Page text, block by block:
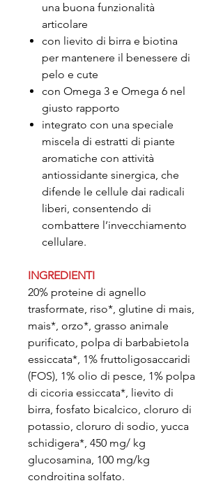
una buona funzionalità
articolare
con lievito di birra e biotina
per mantenere il benessere di
pelo e cute
con Omega 3 e Omega 6 nel
giusto rapporto
integrato con una speciale
miscela di estratti di piante
aromatiche con attività
antiossidante sinergica, che
difende le cellule dai radicali
liberi, consentendo di
combattere l’invecchiamento
cellulare.
INGREDIENTI
20% proteine di agnello
trasformate, riso*, glutine di mais,
mais*, orzo*, grasso animale
purificato, polpa di barbabietola
essiccata*, 1% fruttoligosaccaridi
(FOS), 1% olio di pesce, 1% polpa
di cicoria essiccata*, lievito di
birra, fosfato bicalcico, cloruro di
potassio, cloruro di sodio, yucca
schidigera*, 450 mg/ kg
glucosamina, 100 mg/kg
condroitina solfato.